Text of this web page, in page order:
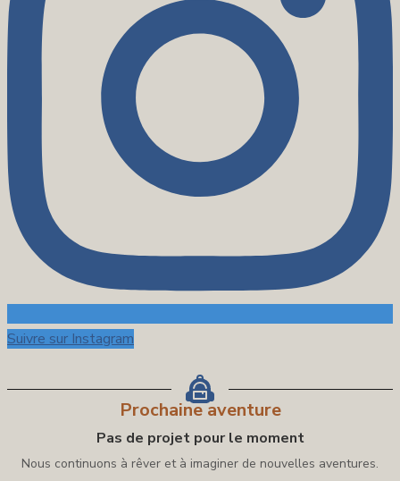
Suivre sur Instagram
Prochaine aventure
Pas de projet pour le moment
Nous continuons à rêver et à imaginer de nouvelles aventures.